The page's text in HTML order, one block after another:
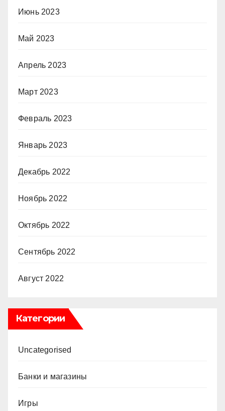
Июнь 2023
Май 2023
Апрель 2023
Март 2023
Февраль 2023
Январь 2023
Декабрь 2022
Ноябрь 2022
Октябрь 2022
Сентябрь 2022
Август 2022
Категории
Uncategorised
Банки и магазины
Игры